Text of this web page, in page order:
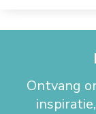
Ontvang